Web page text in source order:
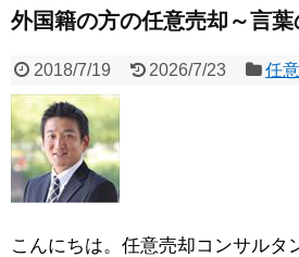
外国籍の方の任意売却～言
2018/7/19 2026/7/23 任
こんにちは。任意売却コンサルタ